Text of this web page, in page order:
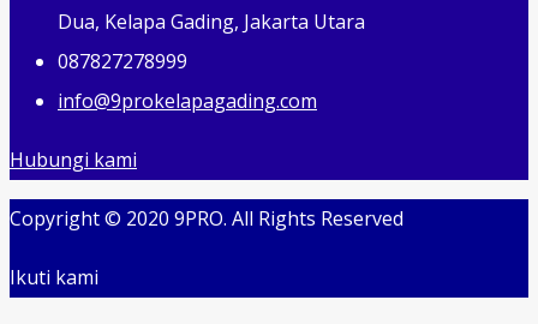
Dua, Kelapa Gading, Jakarta Utara
087827278999
info@9prokelapagading.com
Hubungi kami
Copyright © 2020 9PRO. All Rights Reserved
Ikuti kami